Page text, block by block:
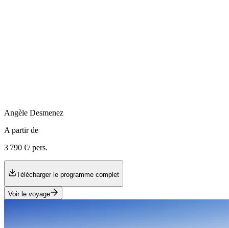
Angèle Desmenez
A partir de
3 790 €/ pers.
Télécharger le programme complet
Voir le voyage